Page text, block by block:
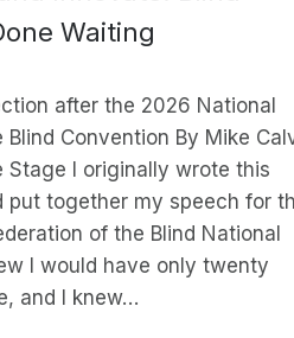
Waiting
after the 2026 National
Blind Convention By Mike
Stage I originally wrote this
put together my speech for
of the Blind National
I would have only twenty
and I knew…